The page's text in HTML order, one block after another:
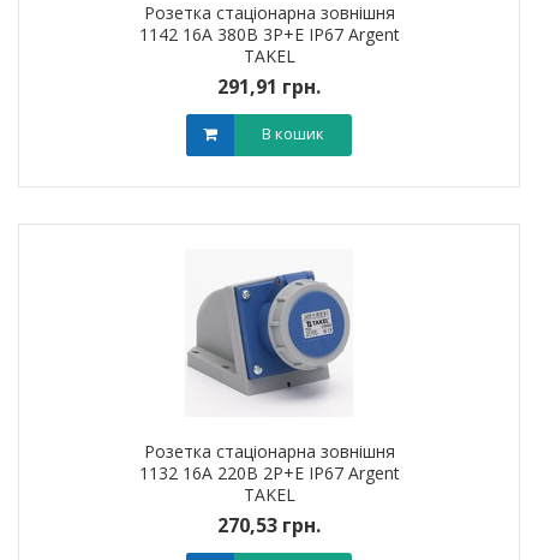
Розетка стаціонарна зовнішня
1142 16А 380В 3Р+Е IP67 Argent
TAKEL
291,91 грн.
В кошик
Розетка стаціонарна зовнішня
1132 16А 220В 2Р+Е IP67 Argent
TAKEL
270,53 грн.